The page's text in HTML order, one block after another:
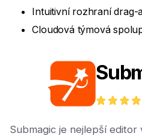
Intuitivní rozhraní
Cloudová týmová
Submagic je nejlepší editor